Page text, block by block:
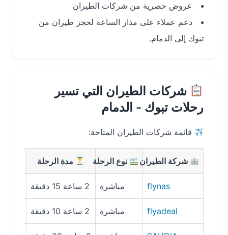
عروض حصرية من شركات الطيران
دعم عملاء على مدار الساعة لحجز طيران من
تبوك إلى الدمام.
شركات الطيران التي تسير
رحلات تبوك - الدمام
قائمة شركات الطيران المتاحة:
شركة الطيران نوع الرحلة مدة الرحلة
flynas مباشرة 2 ساعة 15 دقيقة
flyadeal مباشرة 2 ساعة 10 دقيقة